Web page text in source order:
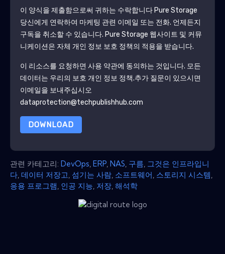
이 양식을 제출함으로써 귀하는 수락합니다 Pure Storage
당신에게 연락하여 마케팅 관련 이메일 또는 전화. 언제든지
구독을 취소할 수 있습니다. Pure Storage 웹사이트 및 커뮤
니케이션은 자체 개인 정보 보호 정책의 적용을 받습니다.
이 리소스를 요청하면 사용 약관에 동의하는 것입니다. 모든
데이터는 우리의 보호 개인 정보 정책.추가 질문이 있으시면
이메일을 보내주십시오
dataprotection@techpublishhub.com
DOWNLOAD
관련 카테고리: DevOps ERP NAS 구름 그것은 인프라입니
다 데이터 저장고 섬기는 사람 소프트웨어 스토리지 시스템
응용 프로그램 인공 지능 저장 해석학